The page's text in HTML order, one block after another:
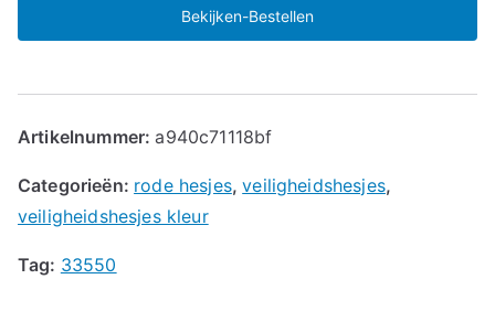
Bekijken-Bestellen
Artikelnummer:a940c71118bf
Categorieën: rode hesjes,veiligheidshesjes,
veiligheidshesjes kleur
Tag: 33550